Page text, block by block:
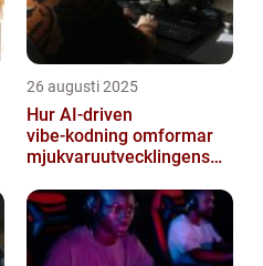
26 augusti 2025
Hur AI‑driven
vibe‑kodning omformar
mjukvaruutvecklingens